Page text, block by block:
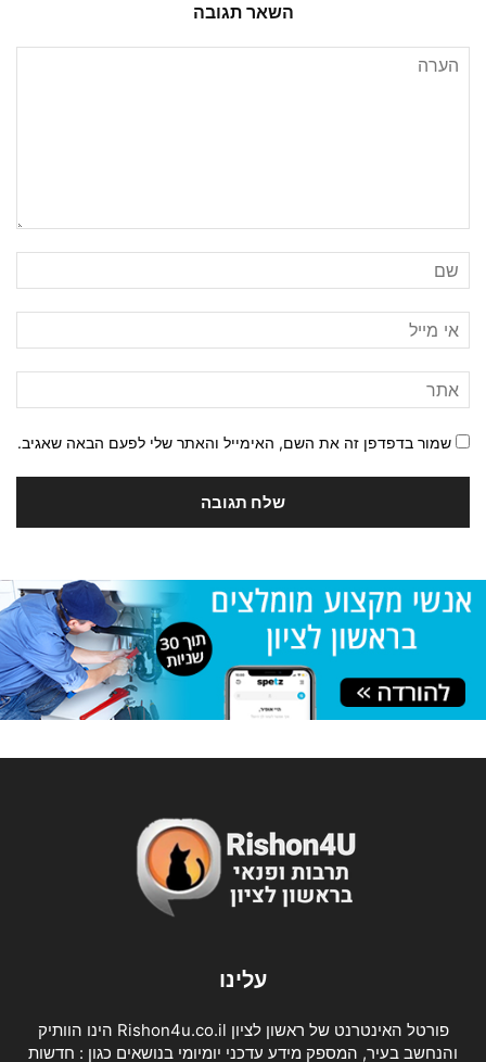
השאר תגובה
שמור בדפדפן זה את השם, האימייל והאתר שלי לפעם הבאה שאגיב.
עלינו
פורטל האינטרנט של ראשון לציון Rishon4u.co.il הינו הוותיק
והנחשב בעיר, המספק מידע עדכני יומיומי בנושאים כגון : חדשות